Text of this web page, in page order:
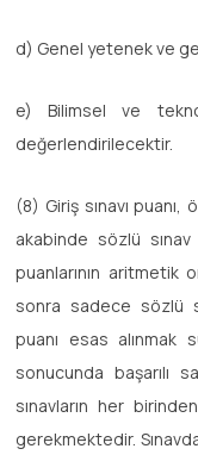
d) Genel yetenek ve
e) Bilimsel ve
değerlendirilecektir.
(8) Giriş sınavı puanı,
akabinde sözlü sınav
puanlarının aritmetik
sonra sadece sözlü
puanı esas alınmak
sonucunda başarılı
sınavların her
gerekmektedir.